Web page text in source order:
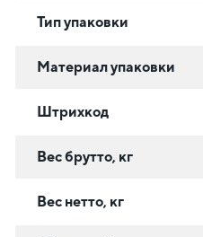
Тип упаковки
Материал упаковки
Штрихкод
Вес брутто, кг
Вес нетто, кг